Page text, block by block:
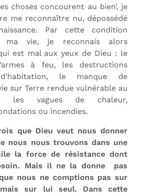
choses concourent au bien’, je
me reconnaître nu, dépossédé
Par cette condition
ma vie, je reconnais alors
est mal aux yeux de Dieu : le
à feu, les destructions
d’habitation, le manque de
sur Terre rendue vulnérable au
les vagues de chaleur,
ou incendies.
que Dieu veut nous donner
nous nous trouvons dans une
la force de résistance dont
Mais il ne la donne pas
nous ne comptions pas sur
mais sur lui seul. Dans cette